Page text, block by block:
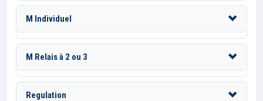
M Individuel
M Relais à 2 ou 3
Regulation